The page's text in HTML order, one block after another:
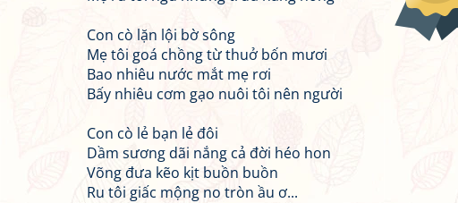
Con cò lặn lội bờ sông
Mẹ tôi goá chồng từ thuở bốn mươi
Bao nhiêu nước mắt mẹ rơi
Bấy nhiêu cơm gạo nuôi tôi nên người
Con cò lẻ bạn lẻ đôi
Dầm sương dãi nắng cả đời héo hon
Võng đưa kẽo kịt buồn buồn
Ru tôi giấc mộng no tròn ầu ơ...